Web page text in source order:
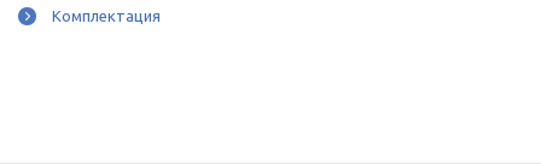
Комплектация